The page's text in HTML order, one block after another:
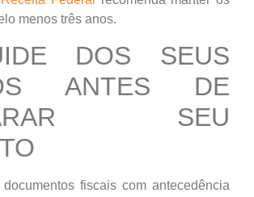
menos três anos.
DOS SEUS
ANTES DE
SEU
fiscais com antecedência